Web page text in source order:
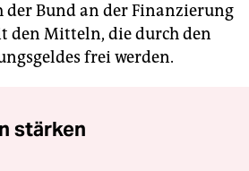
der Bund an der Finanzierung
den Mitteln, die durch den
frei werden.
stärken